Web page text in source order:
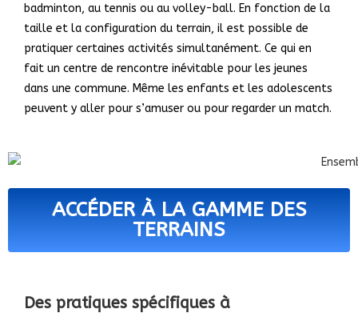
badminton, au tennis ou au volley-ball. En fonction de la
taille et la configuration du terrain, il est possible de
pratiquer certaines activités simultanément. Ce qui en
fait un centre de rencontre inévitable pour les jeunes
dans une commune. Même les enfants et les adolescents
peuvent y aller pour s’amuser ou pour regarder un match.
ACCÉDER À LA GAMME DES
TERRAINS
Des pratiques spécifiques à